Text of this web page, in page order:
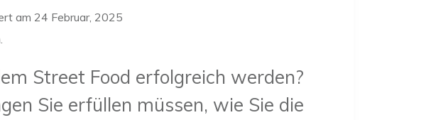
am 24 Februar, 2025
Street Food erfolgreich werden?
Sie erfüllen müssen, wie Sie die